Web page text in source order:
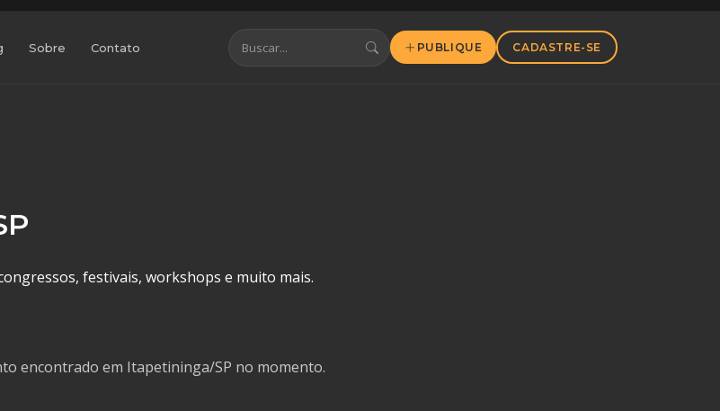
Sobre Contato PUBLIQUE CADASTRE-SE
festivais, workshops e muito mais.
encontrado em Itapetininga/SP no momento.